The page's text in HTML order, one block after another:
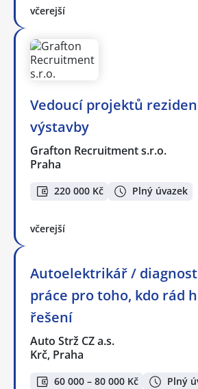
včerejší
Vedoucí projektů
výstavby
Grafton Recruitment s.r.o.
Praha
220 000 Kč Plný úvazek
včerejší
Autoelektrikář /
práce pro toho, kdo rád
řešení
Auto Strž CZ a.s.
Krč, Praha
60 000 – 80 000 Kč
Plný